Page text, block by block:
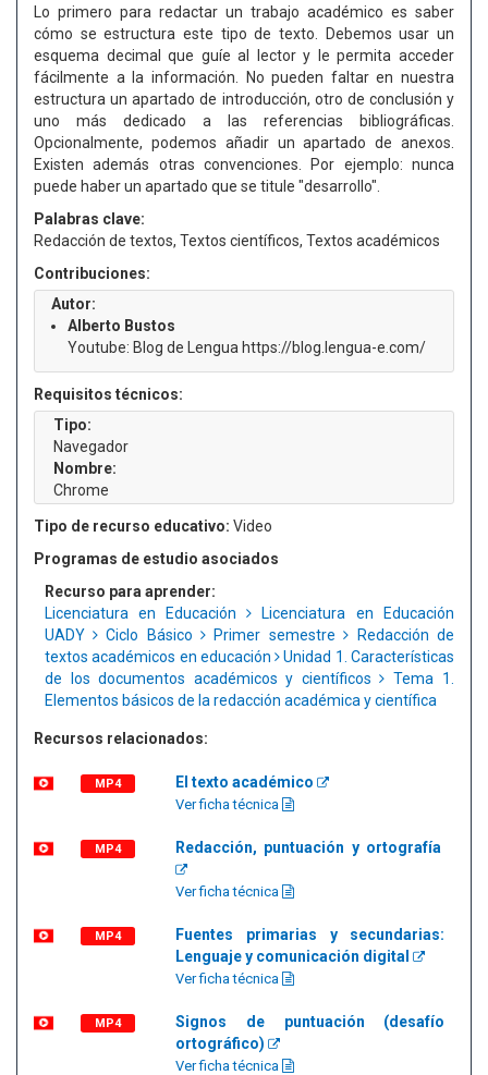
Lo primero para redactar un trabajo académico es saber
cómo se estructura este tipo de texto. Debemos usar un
esquema decimal que guíe al lector y le permita acceder
fácilmente a la información. No pueden faltar en nuestra
estructura un apartado de introducción, otro de conclusión y
uno más dedicado a las referencias bibliográficas.
Opcionalmente, podemos añadir un apartado de anexos.
Existen además otras convenciones. Por ejemplo: nunca
puede haber un apartado que se titule "desarrollo".
Palabras clave:
Redacción de textos, Textos científicos, Textos académicos
Contribuciones:
Autor:
Alberto Bustos
Youtube: Blog de Lengua https://blog.lengua-e.com/
Requisitos técnicos:
Tipo:
Navegador
Nombre:
Chrome
Tipo de recurso educativo: Video
Programas de estudio asociados
Recurso para aprender:
Licenciatura en Educación
Licenciatura en Educación
UADY
Ciclo Básico Primer semestre
Redacción de
textos académicos en educación
Unidad 1. Características
de los documentos académicos y científicos
Tema 1.
Elementos básicos de la redacción académica y científica
Recursos relacionados:
MP4 El texto académico
Ver ficha técnica
MP4 Redacción, puntuación y ortografía
Ver ficha técnica
MP4
Fuentes primarias y secundarias:
Lenguaje y comunicación digital
Ver ficha técnica
MP4
Signos de puntuación (desafío
ortográfico)
Ver ficha técnica